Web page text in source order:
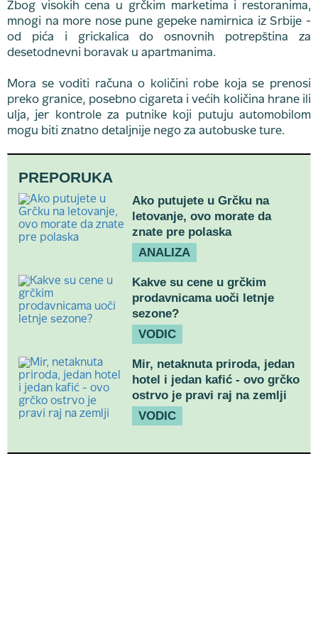
Zbog visokih cena u grčkim marketima i restoranima,
mnogi na more nose pune gepeke namirnica iz Srbije -
od pića i grickalica do osnovnih potrepština za
desetodnevni boravak u apartmanima.
Mora se voditi računa o količini robe koja se prenosi
preko granice, posebno cigareta i većih količina hrane ili
ulja, jer kontrole za putnike koji putuju automobilom
mogu biti znatno detaljnije nego za autobuske ture.
PREPORUKA
Ako putujete u Grčku na
letovanje, ovo morate da
znate pre polaska
ANALIZA
Kakve su cene u grčkim
prodavnicama uoči letnje
sezone?
VODIC
Mir, netaknuta priroda, jedan
hotel i jedan kafić - ovo grčko
ostrvo je pravi raj na zemlji
VODIC